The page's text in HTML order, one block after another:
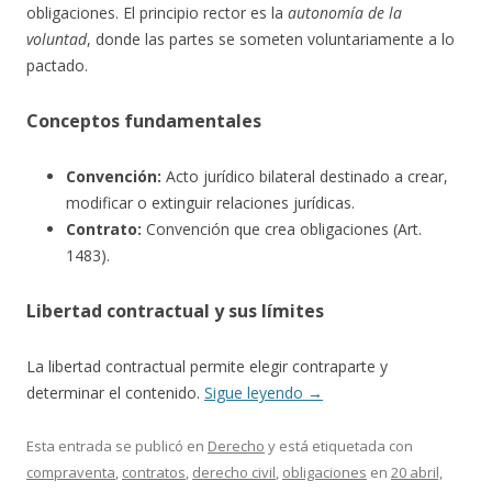
obligaciones. El principio rector es la autonomía de la
voluntad, donde las partes se someten voluntariamente a lo
pactado.
Conceptos fundamentales
Convención: Acto jurídico bilateral destinado a crear,
modificar o extinguir relaciones jurídicas.
Contrato: Convención que crea obligaciones (Art.
1483).
Libertad contractual y sus límites
La libertad contractual permite elegir contraparte y
determinar el contenido. Sigue leyendo →
Esta entrada se publicó en Derecho y está etiquetada con
compraventa, contratos, derecho civil, obligaciones en 20 abril,